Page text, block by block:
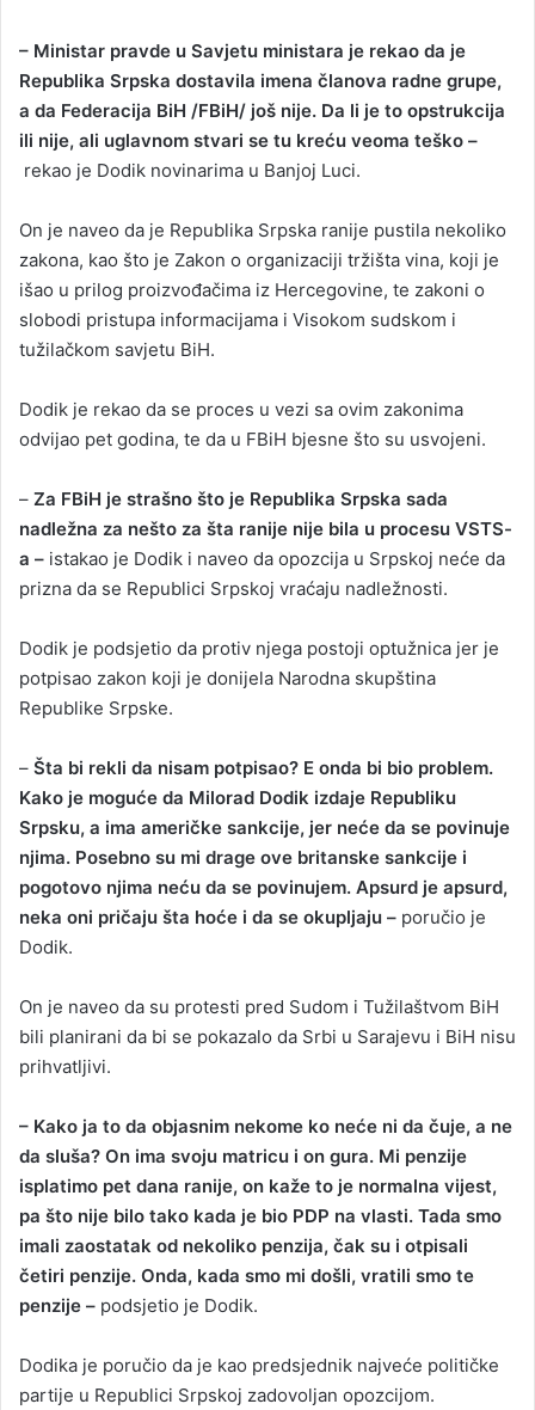
– Ministar pravde u Savjetu ministara je rekao da je
Republika Srpska dostavila imena članova radne grupe,
a da Federacija BiH /FBiH/ još nije. Da li je to opstrukcija
ili nije, ali uglavnom stvari se tu kreću veoma teško –
rekao je Dodik novinarima u Banjoj Luci.
On je naveo da je Republika Srpska ranije pustila nekoliko
zakona, kao što je Zakon o organizaciji tržišta vina, koji je
išao u prilog proizvođačima iz Hercegovine, te zakoni o
slobodi pristupa informacijama i Visokom sudskom i
tužilačkom savjetu BiH.
Dodik je rekao da se proces u vezi sa ovim zakonima
odvijao pet godina, te da u FBiH bjesne što su usvojeni.
– Za FBiH je strašno što je Republika Srpska sada
nadležna za nešto za šta ranije nije bila u procesu VSTS-
a – istakao je Dodik i naveo da opozcija u Srpskoj neće da
prizna da se Republici Srpskoj vraćaju nadležnosti.
Dodik je podsjetio da protiv njega postoji optužnica jer je
potpisao zakon koji je donijela Narodna skupština
Republike Srpske.
– Šta bi rekli da nisam potpisao? E onda bi bio problem.
Kako je moguće da Milorad Dodik izdaje Republiku
Srpsku, a ima američke sankcije, jer neće da se povinuje
njima. Posebno su mi drage ove britanske sankcije i
pogotovo njima neću da se povinujem. Apsurd je apsurd,
neka oni pričaju šta hoće i da se okupljaju – poručio je
Dodik.
On je naveo da su protesti pred Sudom i Tužilaštvom BiH
bili planirani da bi se pokazalo da Srbi u Sarajevu i BiH nisu
prihvatljivi.
– Kako ja to da objasnim nekome ko neće ni da čuje, a ne
da sluša? On ima svoju matricu i on gura. Mi penzije
isplatimo pet dana ranije, on kaže to je normalna vijest,
pa što nije bilo tako kada je bio PDP na vlasti. Tada smo
imali zaostatak od nekoliko penzija, čak su i otpisali
četiri penzije. Onda, kada smo mi došli, vratili smo te
penzije – podsjetio je Dodik.
Dodika je poručio da je kao predsjednik najveće političke
partije u Republici Srpskoj zadovoljan opozcijom.